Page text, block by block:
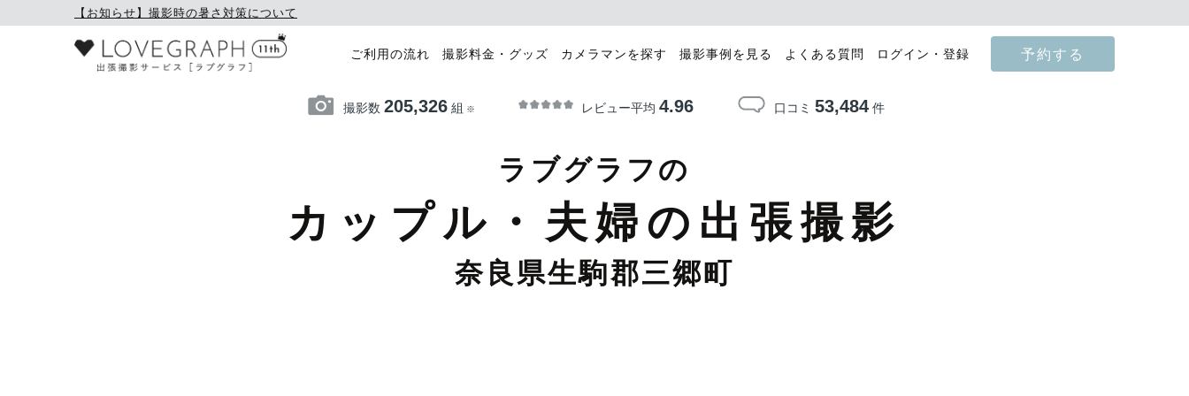
【お知らせ】撮影時の暑さ対策について
ご利用の流れ 撮影料金・グッズ カメラマンを探す 撮影事例を見る よくある質問 ログイン・登録 予約する
撮影数 205,326組 ※ レビュー平均 4.96 口コミ 53,484件
ラブグラフの
カップル・夫婦の出張撮影
奈良県生駒郡三郷町